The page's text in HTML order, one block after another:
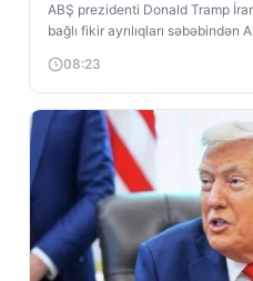
ABŞ prezidenti Donald Tramp
bağlı fikir ayrılıqları səbəbindən
08:23